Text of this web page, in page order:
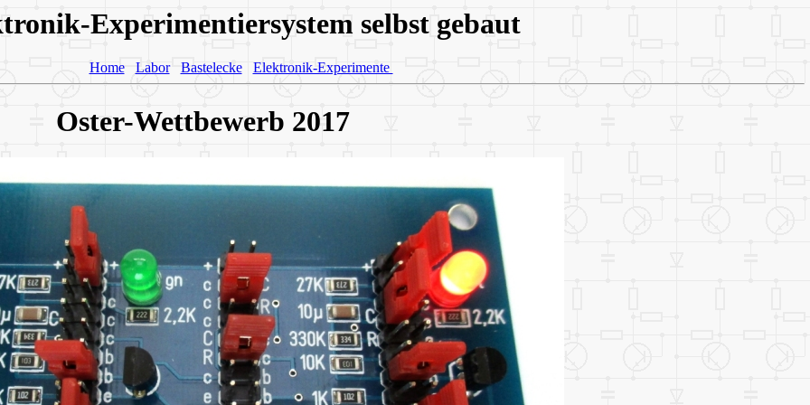
Experimentiersystem selbst gebaut
Home Labor Bastelecke Elektronik-Experimente
Oster-Wettbewerb 2017